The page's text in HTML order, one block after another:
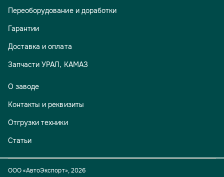
Переоборудование и доработки
Гарантии
Доставка и оплата
Запчасти УРАЛ, КАМАЗ
О заводе
Контакты и реквизиты
Отгрузки техники
Статьи
ООО «АвтоЭкспорт»,2026